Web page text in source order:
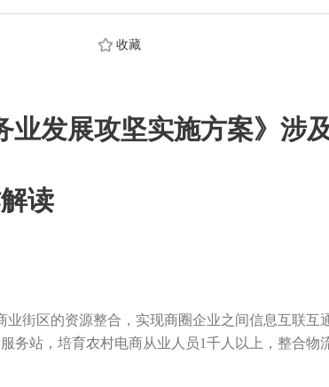
收藏
发展攻坚实施方案》涉
读
区的资源整合，实现商圈企业之间信息互联互
务站，培育农村电商从业人员1千人以上，整合物